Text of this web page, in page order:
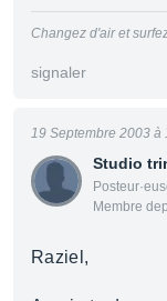
Changez d'air et
signaler
Studio
Membre
19 Septembre 2003 à
Raziel,